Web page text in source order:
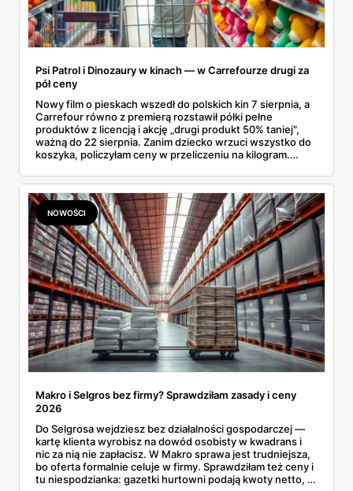
Psi Patrol i Dinozaury w kinach — w Carrefourze drugi za
pół ceny
Nowy film o pieskach wszedł do polskich kin 7 sierpnia, a
Carrefour równo z premierą rozstawił półki pełne
produktów z licencją i akcję „drugi produkt 50% taniej",
ważną do 22 sierpnia. Zanim dziecko wrzuci wszystko do
koszyka, policzyłam ceny w przeliczeniu na kilogram.
prawie 140 zł za kilogram, ale lody do mrożenia i rurki
waflowe bronią się nawet bez rabatu.
NOWOŚCI
Makro i Selgros bez firmy? Sprawdziłam zasady i ceny
2026
Do Selgrosa wejdziesz bez działalności gospodarczej —
kartę klienta wyrobisz na dowód osobisty w kwadrans i
nic za nią nie zapłacisz. W Makro sprawa jest trudniejsza,
bo oferta formalnie celuje w firmy. Sprawdziłam też ceny i
tu niespodzianka: gazetki hurtowni podają kwoty netto, a